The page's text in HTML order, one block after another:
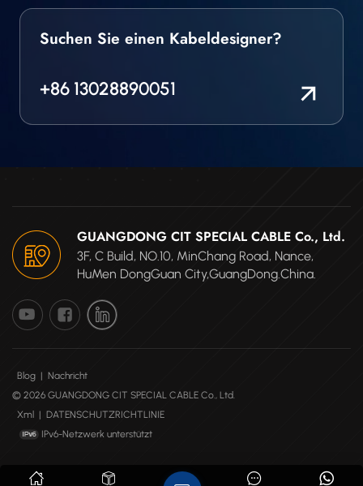
Suchen Sie einen Kabeldesigner?
+86 13028890051
GUANGDONG CIT SPECIAL CABLE Co., Ltd.
3F, C Build, NO.10, MinChang Road, Nance,
HuMen DongGuan City,GuangDong.China.
Blog | Nachricht
© 2026 GUANGDONG CIT SPECIAL CABLE Co., Ltd.
Xml
| DATENSCHUTZRICHTLINIE
IPv6-Netzwerk unterstützt